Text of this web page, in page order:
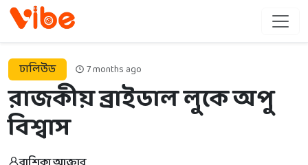
ঢালিউড 7 months ago
রাজকীয় ব্রাইডাল লুকে অপু
বিশ্বাস